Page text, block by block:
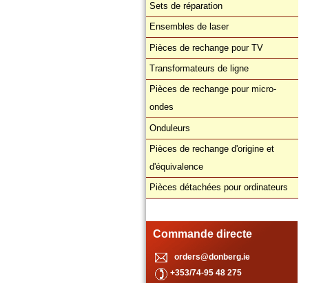
Sets de réparation
Ensembles de laser
Pièces de rechange pour TV
Transformateurs de ligne
Pièces de rechange pour micro-
ondes
Onduleurs
Pièces de rechange d'origine et
d'équivalence
Pièces détachées pour ordinateurs
Commande directe
orders@donberg.ie
+353/74-95 48 275